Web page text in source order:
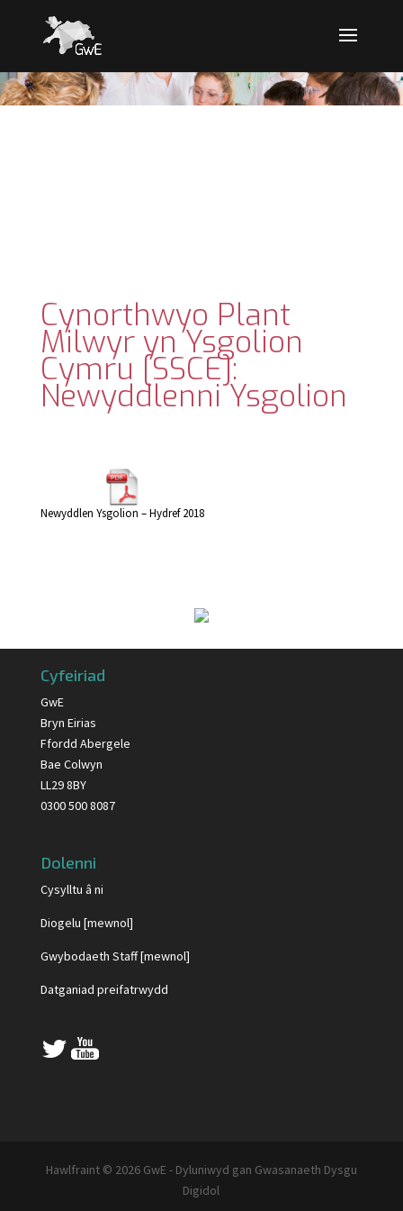
Cynorthwyo Plant
Milwyr yn Ysgolion
Cymru [SSCE]:
Newyddlenni Ysgolion
Newyddlen Ysgolion – Hydref 2018
Cyfeiriad
GwE
Bryn Eirias
Ffordd Abergele
Bae Colwyn
LL29 8BY
0300 500 8087
Dolenni
Cysylltu â ni
Diogelu [mewnol]
Gwybodaeth Staff [mewnol]
Datganiad preifatrwydd
Hawlfraint © 2026 GwE - Dyluniwyd gan Gwasanaeth Dysgu
Digidol